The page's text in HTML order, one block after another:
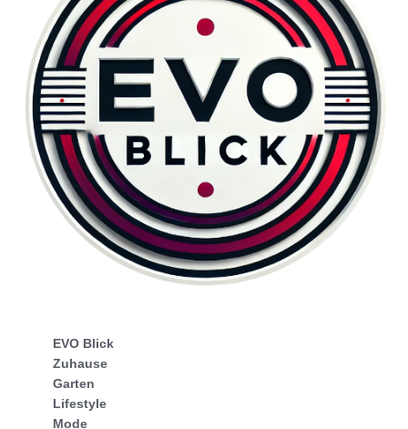
EVO Blick
Zuhause
Garten
Lifestyle
Mode